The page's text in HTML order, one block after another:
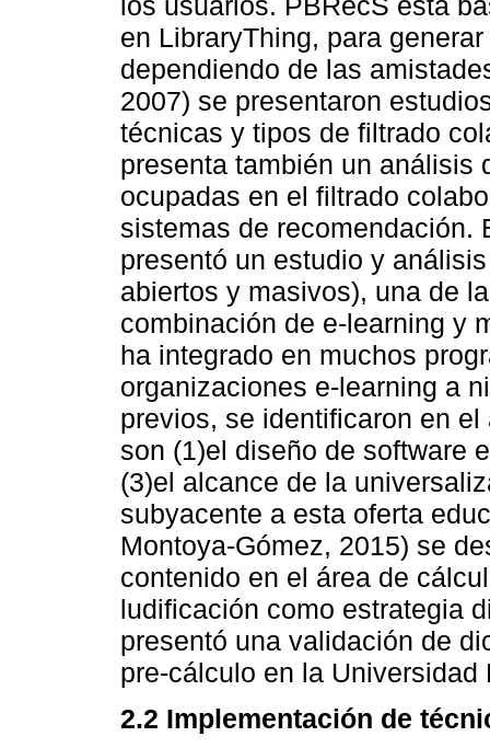
en LibraryThing, para
dependiendo de las
2007) se presentaron
técnicas y tipos de filtrado
presenta también un análisis
ocupadas en el filtrado
sistemas de recomendación.
presentó un estudio y
abiertos y masivos), una de
combinación de e-learning y
ha integrado en muchos
organizaciones e-learning a
previos, se identificaron en
son (1)el diseño de software
(3)el alcance de la
subyacente a esta oferta
Montoya-Gómez, 2015) se
contenido en el área de
ludificación como estrategia
presentó una validación de
pre-cálculo en la
2.2 Implementación de